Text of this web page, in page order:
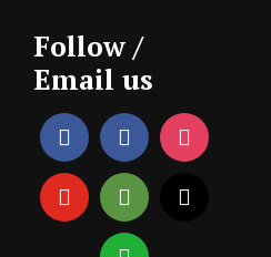
Follow /
Email us